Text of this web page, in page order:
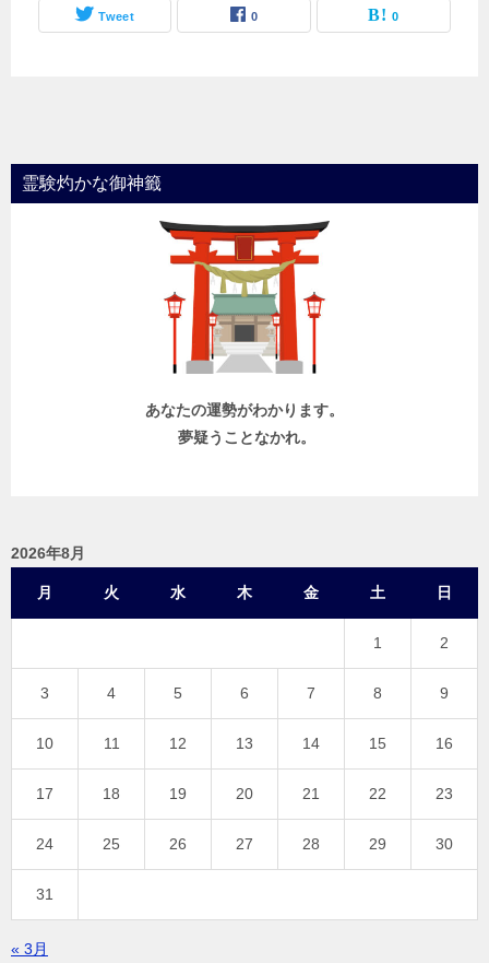
Tweet 0 0
霊験灼かな御神籤
あなたの運勢がわかります。
夢疑うことなかれ。
2026年8月
月 火 水 木 金 土 日
1 2
3 4 5 6 7 8 9
10 11 12 13 14 15 16
17 18 19 20 21 22 23
24 25 26 27 28 29 30
31
« 3月